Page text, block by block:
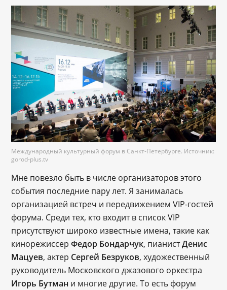
Международный культурный форум в Санкт-Петербурге. Источник:
gorod-plus.tv
Мне повезло быть в числе организаторов этого
события последние пару лет. Я занималась
организацией встреч и передвижением VIP-гостей
форума. Среди тех, кто входит в список VIP
присутствуют широко известные имена, такие как
кинорежиссерФедор Бондарчук, пианистДенис
Мацуев, актер Сергей Безруков, художественный
руководитель Московского джазового оркестра
Игорь Бутман и многие другие. То есть форум